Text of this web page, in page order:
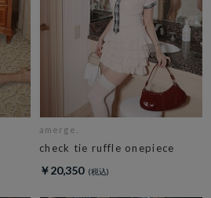
amerge.
check tie ruffle onepiece
￥20,350